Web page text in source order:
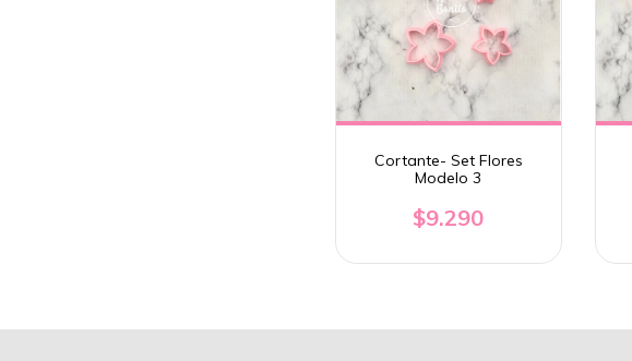
Cortante- Set Flores
Modelo 3
$9.290